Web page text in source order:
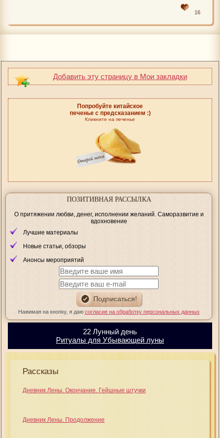
16
Добавить эту страницу в Мои закладки
Попробуйте китайское
печенье с предсказанием :)
Кликните на печенье
ПОЗИТИВНАЯ РАССЫЛКА
О притяжении любви, денег, исполнении желаний. Саморазвитие и
вдохновение
Лучшие материалы
Новые статьи, обзоры
Анонсы мероприятий
Нажимая на кнопку, я даю согласие на обработку персональных данных
22 Лунный день
Ритуалы для Убывающей луны
Рассказы
Дневник Лены. Окончание. Гейшные штучки
Дневник Лены. Продолжение